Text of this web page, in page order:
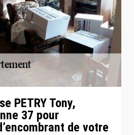
PETRY Tony,
37 pour
de votre